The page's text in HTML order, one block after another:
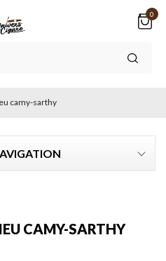
0
camy-sarthy
CAMY-SARTHY